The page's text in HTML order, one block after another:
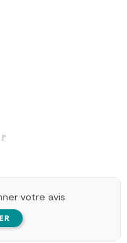
🚩
votre avis